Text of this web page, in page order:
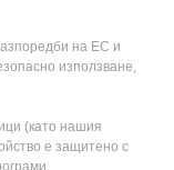
на ЕС и
използване,
(като нашия
е защитено с